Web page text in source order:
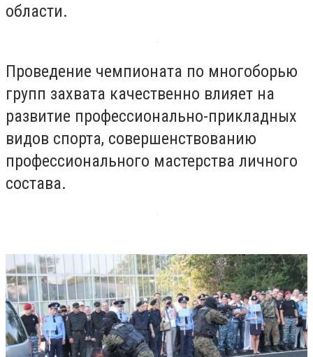
области.
Проведение чемпионата по многоборью
групп захвата качественно влияет на
развитие профессионально-прикладных
видов спорта, совершенствованию
профессионального мастерства личного
состава.